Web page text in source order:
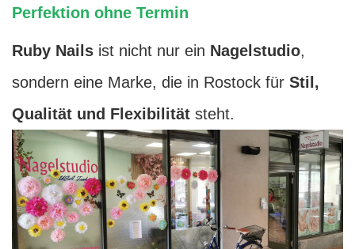
Perfektion ohne Termin
Ruby Nails ist nicht nur ein Nagelstudio,
sondern eine Marke, die in Rostock für Stil,
Qualität und Flexibilität steht.